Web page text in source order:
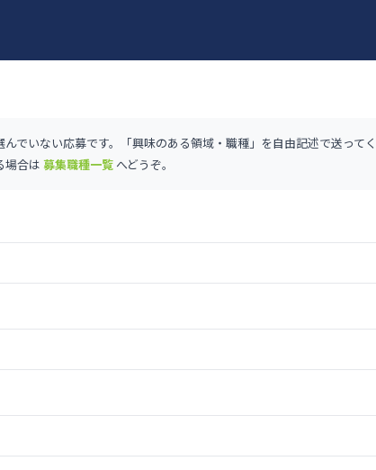
でいない応募です。
「興味のある領域・職種」を自由記述で送ってく
場合は 募集職種一覧 へどうぞ。